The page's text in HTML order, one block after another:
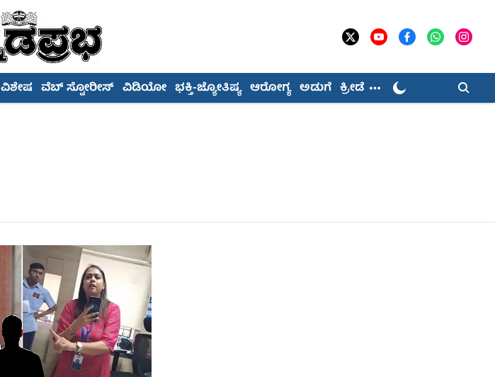
ವಿಶೇಷ ವೆಬ್ ಸ್ಟೋರೀಸ್ ವಿಡಿಯೋ ಭಕ್ತಿ-ಜ್ಯೋತಿಷ್ಯ ಆರೋಗ್ಯ ಅಡುಗೆ ಕ್ರೀಡೆ